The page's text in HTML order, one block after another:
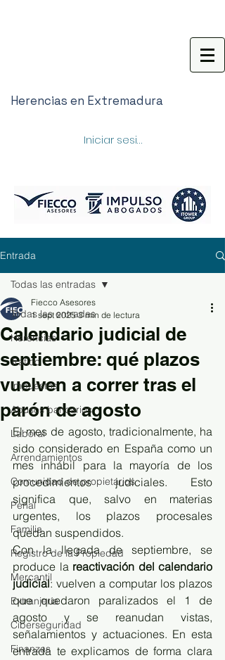
Herencias en Extremadura
Iniciar sesión
Entrada
Todas las entradas
Herencias
Tráfico
Impuestos
Abusos bancarios
Laboral
Arrendamientos
Comunidad de propietarios
Penal
Familia
Registro de la Propiedad
Mercantil
Extranjería
Ciberseguridad
Finanzas
Todas las entradas
Calendario judicial de
septiembre: qué plazos
vuelven a correr tras el
parón de agosto
Fiecco Asesores
1 sept 2025 3 min de lectura
El mes de agosto, tradicionalmente, ha
sido considerado en España como un
mes inhábil para la mayoría de los
procedimientos judiciales. Esto
significa que, salvo en materias
urgentes, los plazos procesales
quedan suspendidos.
Con la llegada de septiembre, se
produce la reactivación del calendario
judicial: vuelven a computar los plazos
que quedaron paralizados el 1 de
agosto y se reanudan vistas,
señalamientos y actuaciones. En esta
entrada te explicamos de forma clara